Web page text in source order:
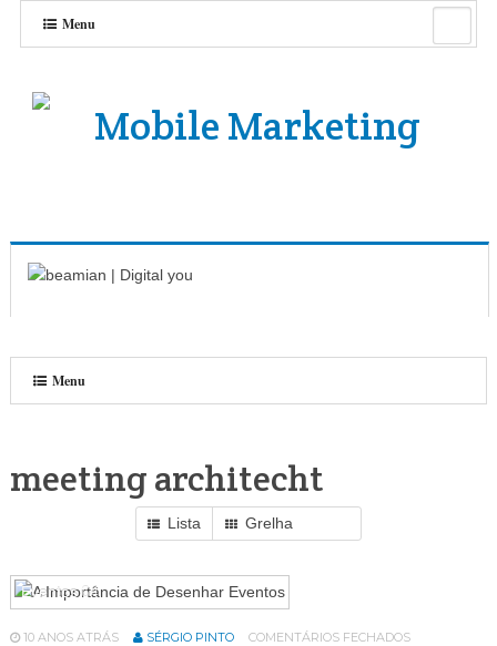
Menu
Menu
meeting architecht
Lista Grelha
Eventos64
10 ANOS ATRÁS SÉRGIO PINTO COMENTÁRIOS FECHADOS